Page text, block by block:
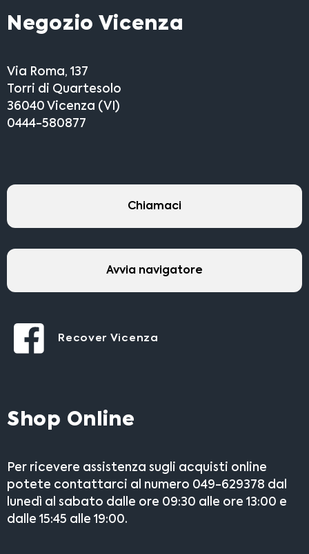
Negozio Vicenza
Via Roma, 137
Torri di Quartesolo
36040 Vicenza (VI)
0444-580877
Chiamaci
Avvia navigatore
Recover Vicenza
Shop Online
Per ricevere assistenza sugli acquisti online
potete contattarci al numero 049-629378 dal
lunedì al sabato dalle ore 09:30 alle ore 13:00 e
dalle 15:45 alle 19:00.